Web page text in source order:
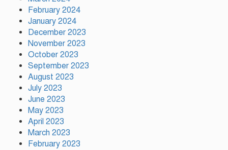
February 2024
January 2024
December 2023
November 2023
October 2023
September 2023
August 2023
July 2023
June 2023
May 2023
April 2023
March 2023
February 2023